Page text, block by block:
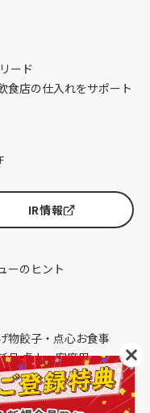
ード
食店の仕入れをサポート
IR情報
ーのヒント
物餃子・点心お食事
品 卓上・客席用
生鮮品（配送便限定）